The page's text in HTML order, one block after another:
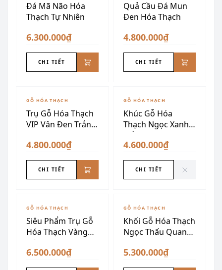
Đá Mã Não Hóa
Thạch Tự Nhiên
6.300.000₫
CHI TIẾT
Quả Cầu Đá Mun
Đen Hóa Thạch
4.800.000₫
CHI TIẾT
GỖ HÓA THẠCH
Trụ Gỗ Hóa Thạch
VIP Vân Đen Trắng
4.800.000₫
CHI TIẾT
ĐÃ SƯU TẦM
GỖ HÓA THẠCH
Khúc Gỗ Hóa
Thạch Ngọc Xanh
Hổ Phách
4.600.000₫
CHI TIẾT
GỖ HÓA THẠCH
Siêu Phẩm Trụ Gỗ
Hóa Thạch Vàng
Đỏ Vân Não
6.500.000₫
GỖ HÓA THẠCH
Khối Gỗ Hóa Thạch
Ngọc Thấu Quang
5.300.000₫